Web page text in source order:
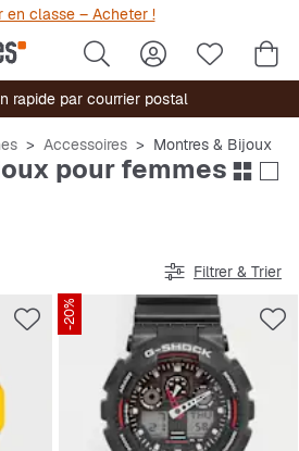
en classe – Acheter !
rapide par courrier postal
Accessoires Montres & Bijoux
pour femmes
Filtrer & Trier
-20%